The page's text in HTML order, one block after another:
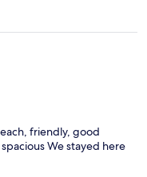
friendly, good
We stayed here